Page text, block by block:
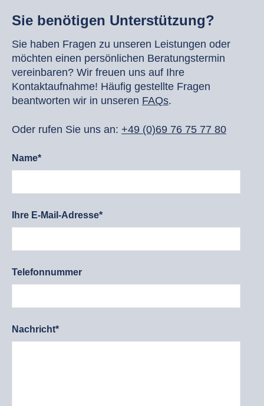
Sie benötigen Unterstützung?
Sie haben Fragen zu unseren Leistungen oder
möchten einen persönlichen Beratungstermin
vereinbaren? Wir freuen uns auf Ihre
Kontaktaufnahme! Häufig gestellte Fragen
beantworten wir in unseren FAQs.
Oder rufen Sie uns an: +49 (0)69 76 75 77 80
Name*
Ihre E-Mail-Adresse*
Telefonnummer
Nachricht*